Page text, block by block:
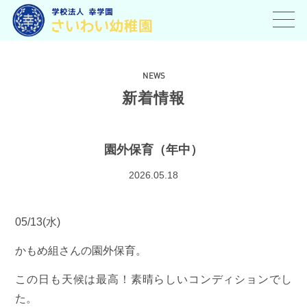
toggle
NEWS
新着情報
園外保育（年中）
2026.05.18
05/13(水)
かもめ組さんの園外保育。
この日も天候は最高！素晴らしいコンディションでし
た。